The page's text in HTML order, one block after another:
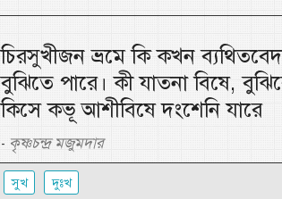
চিরসুখীজন ভ্রমে কি কখন
বুঝিতে পারে। কী যাতনা বিষে,
কিসে কভূ আশীবিষে দংশেনি যারে
- কৃষ্ণচন্দ্র মজুমদার
সুখ দুঃখ